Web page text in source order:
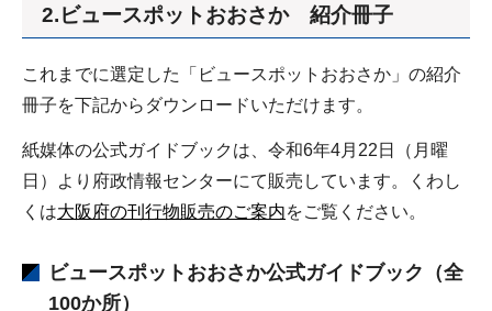
2.ビュースポットおおさか 紹介冊子
これまでに選定した「ビュースポットおおさか」の紹介
冊子を下記からダウンロードいただけます。
紙媒体の公式ガイドブックは、令和6年4月22日（月曜
日）より府政情報センターにて販売しています。くわし
くは大阪府の刊行物販売のご案内をご覧ください。
ビュースポットおおさか公式ガイドブック （全
100か所）